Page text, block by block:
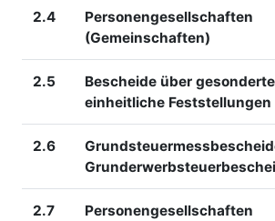
2.4
Personengesellschaften
(Gemeinschaften)
2.5
Bescheide über
einheitliche Feststellungen
2.6
2.7
Personengesellschaften